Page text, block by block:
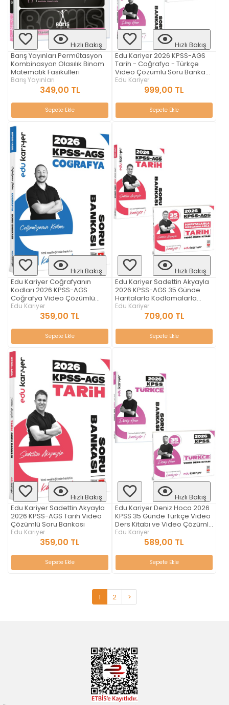
Hızlı Bakış
Barış Yayınları Permütasyon
Kombinasyon Olasılık Binom
Matematik Fasikülleri
Barış Yayınları
349,00 TL
Sepete Ekle
Hızlı Bakış
Edu Kariyer 2026 KPSS-AGS
Tarih - Coğrafya - Türkçe
Video Çözümlü Soru Bankası
Seti
Edu Kariyer
999,00 TL
Sepete Ekle
Hızlı Bakış
Edu Kariyer Coğrafyanın
Kodları 2026 KPSS-AGS
Coğrafya Video Çözümlü
Soru Bankası
Edu Kariyer
359,00 TL
Sepete Ekle
Hızlı Bakış
Edu Kariyer Sadettin Akyayla
2026 KPSS-AGS 35 Günde
Haritalarla Kodlamalarla
Tarih Video Ders Kitabı ve
Video Çözümlü Soru Bankası
Edu Kariyer
709,00 TL
Sepete Ekle
Hızlı Bakış
Edu Kariyer Sadettin Akyayla
2026 KPSS-AGS Tarih Video
Çözümlü Soru Bankası
Edu Kariyer
359,00 TL
Sepete Ekle
Hızlı Bakış
Edu Kariyer Deniz Hoca 2026
KPSS 35 Günde Türkçe Video
Ders Kitabı ve Video Çözümlü
Soru Bankası Seti
Edu Kariyer
589,00 TL
Sepete Ekle
1 2 >